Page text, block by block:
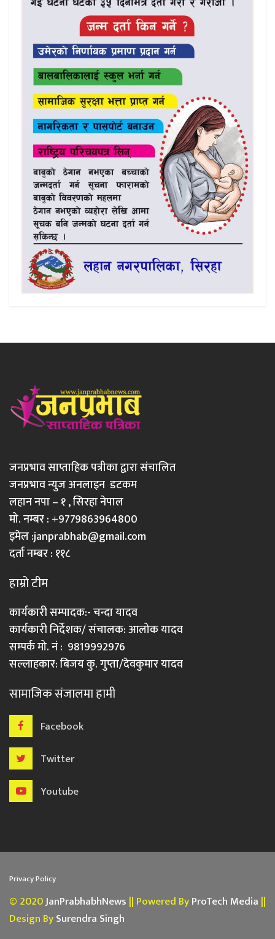
जनप्रभाव साप्ताहिक पत्रीका द्वारा संचालित
जनप्रभाव न्युज अनलाइन डटकम
लहान नपा – १ , सिरहा नेपाल
मो. नम्बर : +9779863964800
इमेल :janprabhab@gmail.com
दर्ता नम्बर : ११८
हाम्रो टीम
कार्यकारी सम्पादक:- चन्दा यादव
कार्यकारी निर्देशक/ संचालक: आलोक यादव
सम्पर्क मो. नं : 9819992976
सल्लाहकार: बिजय कु. गुप्ता/देवकुमार यादव
सामाजिक संजालमा हामी
Facebook
Twitter
Youtube
Privacy Policy
© 2020JanPrabhabhNews || Powered ByProTech Media ||
Design BySurendra Singh